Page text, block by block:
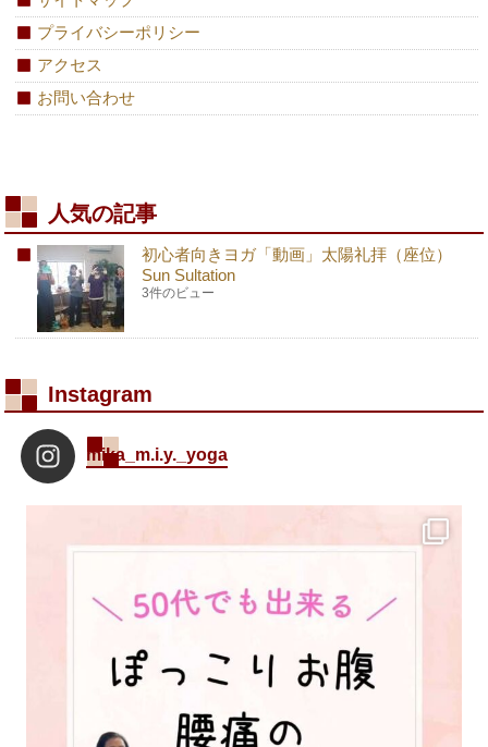
プライバシーポリシー
アクセス
お問い合わせ
人気の記事
初心者向きヨガ「動画」太陽礼拝（座位）
Sun Sultation
3件のビュー
Instagram
mika_m.i.y._yoga